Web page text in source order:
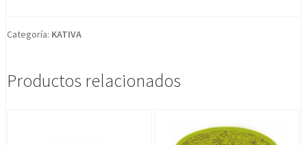
19,49€.
Leave
200ml
Categoría: KATIVA
Productos relacionados